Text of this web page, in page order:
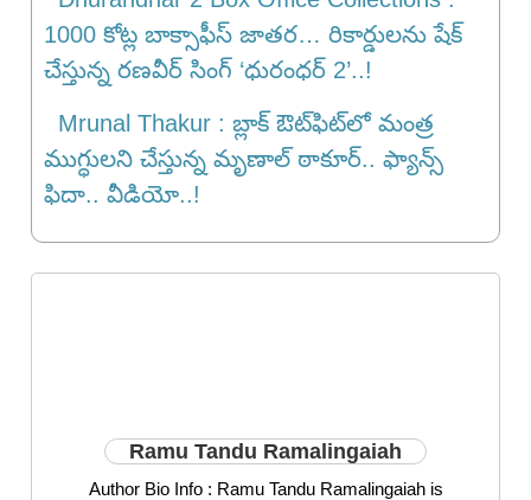
1000 కోట్ల బాక్సాఫీస్ జాతర… రికార్డులను షేక్
చేస్తున్న రణవీర్ సింగ్ ‘ధురంధర్ 2’..!
Mrunal Thakur : బ్లాక్ ఔట్‌ఫిట్‌లో మంత్ర
ముగ్ధుల‌ని చేస్తున్న మృణాల్ ఠాకూర్.. ఫ్యాన్స్
ఫిదా.. వీడియో..!
Ramu Tandu Ramalingaiah
Author Bio Info : Ramu Tandu Ramalingaiah is